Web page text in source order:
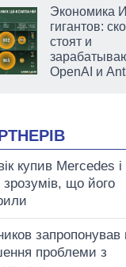
Экономика
гигантов:
стоят и
OpenAI и